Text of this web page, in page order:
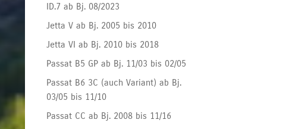
ID.7 ab Bj. 08/2023
Jetta V ab Bj. 2005 bis 2010
Jetta VI ab Bj. 2010 bis 2018
Passat B5 GP ab Bj. 11/03 bis 02/05
Passat B6 3C (auch Variant) ab Bj.
03/05 bis 11/10
Passat CC ab Bj. 2008 bis 11/16